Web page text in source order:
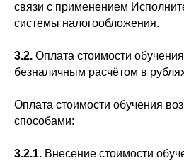
связи с применением
системы налогообложения.
3.2. Оплата стоимости
безналичным расчётом в
Оплата стоимости обучения
способами:
3.2.1. Внесение стоимости